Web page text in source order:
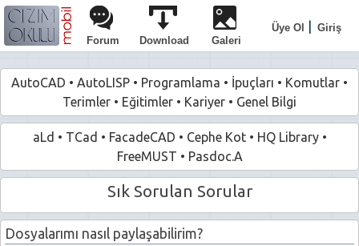
Üye Ol
Giriş
Forum
Download Galeri
AutoCAD • AutoLISP • Programlama • İpuçları • Komutlar •
Terimler • Eğitimler • Kariyer • Genel Bilgi
aLd • TCad • FacadeCAD • Cephe Kot• HQ Library•
FreeMUST • Pasdoc.A
Sık Sorulan Sorular
Dosyalarımı nasıl paylaşabilirim?